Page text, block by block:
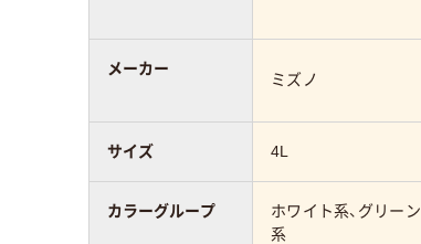
ミズノ
4L
ホワイト系、グリーン
系
メーカー
サイズ
カラーグループ